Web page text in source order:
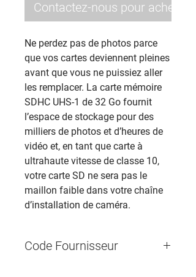
Contactez-nous pour acheter
Ne perdez pas de photos parce
que vos cartes deviennent pleines
avant que vous ne puissiez aller
les remplacer. La carte mémoire
SDHC UHS-1 de 32 Go fournit
l’espace de stockage pour des
milliers de photos et d’heures de
vidéo et, en tant que carte à
ultrahaute vitesse de classe 10,
votre carte SD ne sera pas le
maillon faible dans votre chaîne
d’installation de caméra.
Code Fournisseur